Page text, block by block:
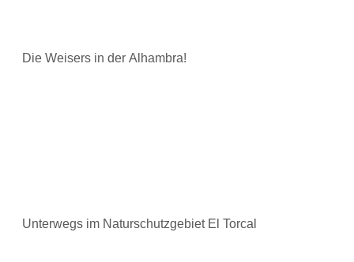
Die Weisers in der Alhambra!
Unterwegs im Naturschutzgebiet El Torcal